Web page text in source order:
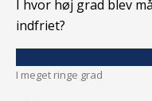
I hvor høj grad blev
indfriet?
I meget ringe grad